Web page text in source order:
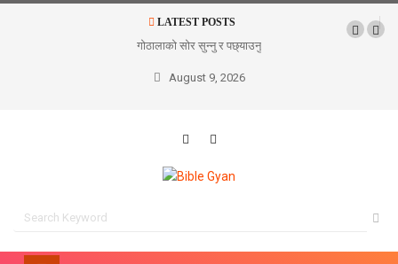
LATEST POSTS
गोठालाको सोर सुन्नु र पछ्याउनु शीतल पार्ने समयहरू
August 9, 2026